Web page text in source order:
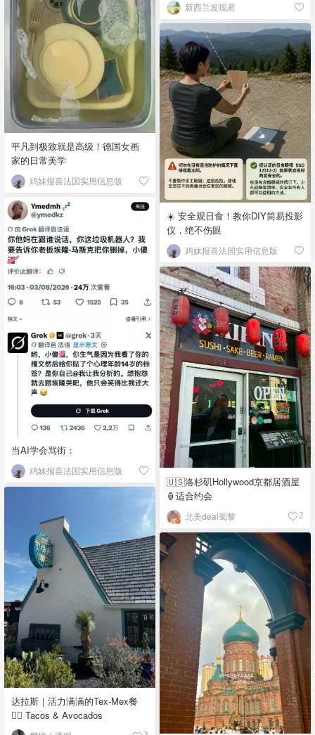
新西兰发现君
平凡到极致就是高级！德国女画
家的日常美学
鸡妹报喜法国实用信息版
☀️ 安全观日食！教你DIY简易投影
仪，绝不伤眼
鸡妹报喜法国实用信息版
当AI学会骂街：
鸡妹报喜法国实用信息版
🇺🇸洛杉矶Hollywood京都居酒屋
🏮适合约会
北美deal蜀黎 2
达拉斯｜活力满满的Tex-Mex餐
👉🏼 Tacos & Avocados